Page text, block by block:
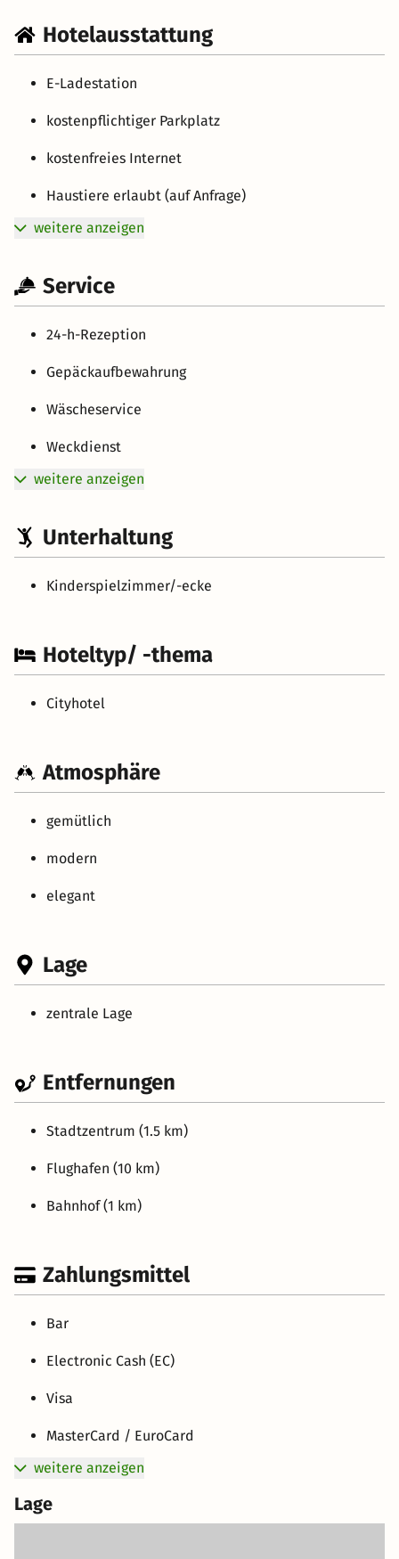
Hotelausstattung
E-Ladestation
kostenpflichtiger Parkplatz
kostenfreies Internet
Haustiere erlaubt (auf Anfrage)
weitere anzeigen
Service
24-h-Rezeption
Gepäckaufbewahrung
Wäscheservice
Weckdienst
weitere anzeigen
Unterhaltung
Kinderspielzimmer/-ecke
Hoteltyp/ -thema
Cityhotel
Atmosphäre
gemütlich
modern
elegant
Lage
zentrale Lage
Entfernungen
Stadtzentrum (1.5 km)
Flughafen (10 km)
Bahnhof (1 km)
Zahlungsmittel
Bar
Electronic Cash (EC)
Visa
MasterCard / EuroCard
weitere anzeigen
Lage